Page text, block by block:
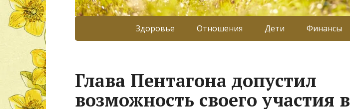
Здоровье Отношения Дети Финансы
Глава Пентагона допустил
возможность своего участия в